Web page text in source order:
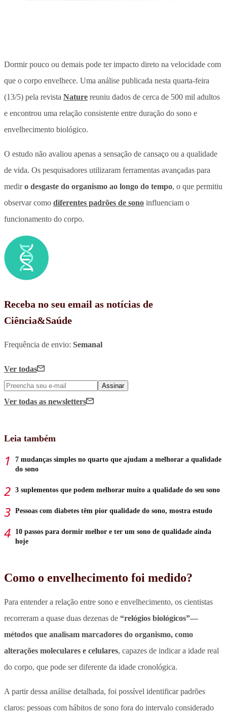
Dormir pouco ou demais pode ter impacto direto na velocidade com
que o corpo envelhece. Uma análise publicada nesta quarta-feira
(13/5) pela revista Nature reuniu dados de cerca de 500 mil adultos
e encontrou uma relação consistente entre duração do sono e
envelhecimento biológico.
O estudo não avaliou apenas a sensação de cansaço ou a qualidade
de vida. Os pesquisadores utilizaram ferramentas avançadas para
mediro desgaste do organismo ao longo do tempo, o que permitiu
observar como diferentes padrões de sono influenciam o
funcionamento do corpo.
Receba no seu email as notícias de
Ciência&Saúde
Frequência de envio: Semanal
Ver todas
Assinar
Ver todas as newsletters
Leia também
7 mudanças simples no quarto que ajudam a melhorar a qualidade
do sono
3 suplementos que podem melhorar muito a qualidade do seu sono
Pessoas com diabetes têm pior qualidade do sono, mostra estudo
10 passos para dormir melhor e ter um sono de qualidade ainda
hoje
Como o envelhecimento foi medido?
Para entender a relação entre sono e envelhecimento, os cientistas
recorreram a quase duas dezenas de “relógios biológicos”—
métodos que analisam marcadores do organismo, como
alterações moleculares e celulares, capazes de indicar a idade real
do corpo, que pode ser diferente da idade cronológica.
A partir dessa análise detalhada, foi possível identificar padrões
claros: pessoas com hábitos de sono fora do intervalo considerado